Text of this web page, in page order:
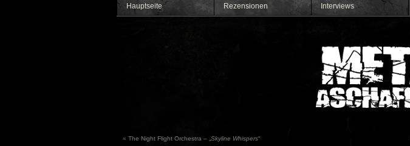
Hauptseite Rezensionen Interviews
« The Night Flight Orchestra – „ Skyline Whispers“